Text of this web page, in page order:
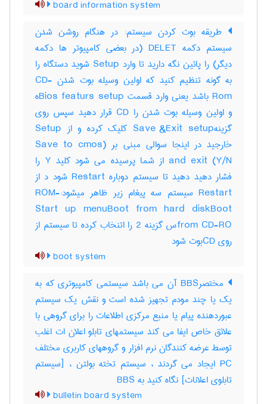
board information system
طریقه بوت کردن سیستم: در هنگام روشن شدن
سیستم دکمه DELET (در بعضی کامپیوتر ها دکمه
دیگر) را پائین نگه دارید تا وارد Setup شوید دستگاه را
به گونه تنظیم کنید که اولین وسیله بوت شدن CD-
Rom باشد یعنی وارد قسمت Bios featurs setupه
و اولین وسیله بوت شدن را CD قرار دهید سپس روی
گزینهSave &Exit setup کلیک کرده و از Setup
خارجید در اینجا سوالی مبنی بر (Save to cmos
and exit (Y/N از شما پرسیده می شود کلید Y را
فشار دهید دهید تا سیستم دوباره Restart شود د از
Restart سیستم سه پیغام زیر ظاهر میشود:-ROM
Start up menuBoot from hard diskBoot
from CD-ROس گزینه 2 را اتنخاب کرده تا سیستم از
روی CDبوت شود
boot system
مختصرBBS آن می باشد سیستمی کامپیوتری که به
یک یا چند مودم تجهیز شده است و نقش یک سیستم
عبوردهنده پیام یا منبع مرکزی اطلاعات را برای گروهی با
علائق خاص ایفا می کند سیستمهای تابلو اعلان ات اغلب
توسط عرضه کنندگان نرم افزار و گروههای کاربری مختلف
PC ایجاد می گردند ، سیستم تخته بولتن ، [سیستم
تابلوی اعلانات] نگاه کنید به ‎ BBS
bulletin board system